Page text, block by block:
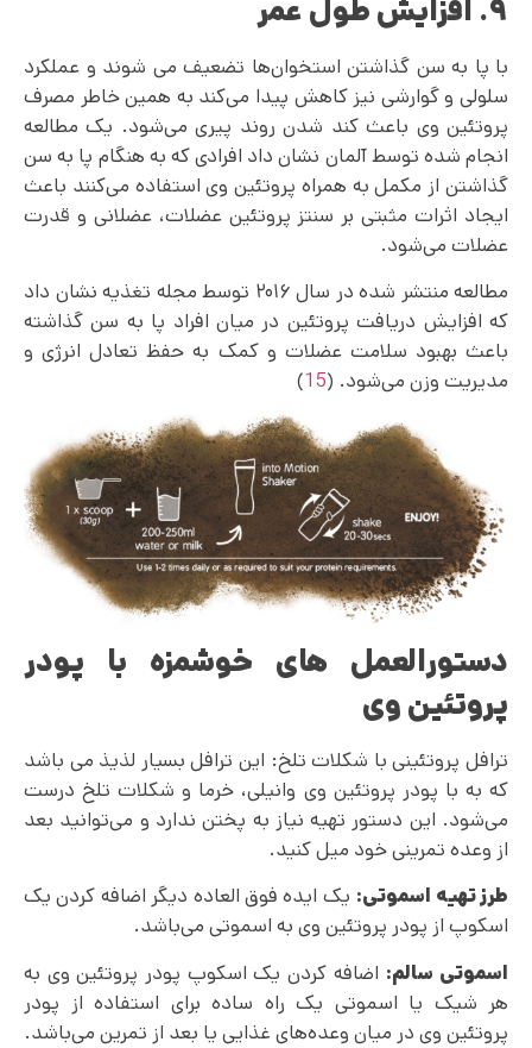
۹. افزایش طول عمر
با پا به سن گذاشتن استخوان‌ها تضعیف می شوند و عملکرد
سلولی و گوارشی نیز کاهش پیدا می‌کند به همین خاطر مصرف
پروتئین وی باعث کند شدن روند پیری می‌شود. یک مطالعه
انجام شده توسط آلمان نشان داد افرادی که به هنگام پا به سن
گذاشتن از مکمل به همراه پروتئین وی استفاده می‌کنند باعث
ایجاد اثرات مثبتی بر سنتز پروتئین عضلات، عضلانی و قدرت
عضلات می‌شود.
مطالعه منتشر شده در سال ۲۰۱۶ توسط مجله تغذیه نشان داد
که افزایش دریافت پروتئین در میان افراد پا به سن گذاشته
باعث بهبود سلامت عضلات و کمک به حفظ تعادل انرژی و
مدیریت وزن می‌شود. (15
)
دستورالعمل های خوشمزه با پودر
پروتئین وی
ترافل پروتئینی با شکلات تلخ: این ترافل بسیار لذیذ می باشد
که به با پودر پروتئین وی وانیلی، خرما و شکلات تلخ درست
می‌شود. این دستور تهیه نیاز به پختن ندارد و می‌توانید بعد
از وعده تمرینی خود میل کنید.
طرز تهیه اسموتی: یک ایده فوق العاده دیگر اضافه کردن یک
اسکوپ از پودر پروتئین وی به اسموتی می‌باشد.
اسموتی سالم: اضافه کردن یک اسکوپ پودر پروتئین وی به
هر شیک یا اسموتی یک راه ساده برای استفاده از پودر
پروتئین وی در میان وعده‌های غذایی یا بعد از تمرین می‌باشد.